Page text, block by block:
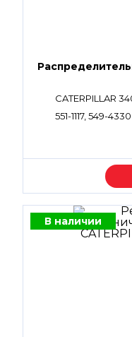
CATERPILLAR
551-1117, 549-4330
В наличии